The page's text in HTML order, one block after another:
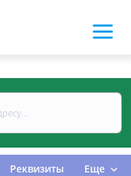
Реквизиты
Еще